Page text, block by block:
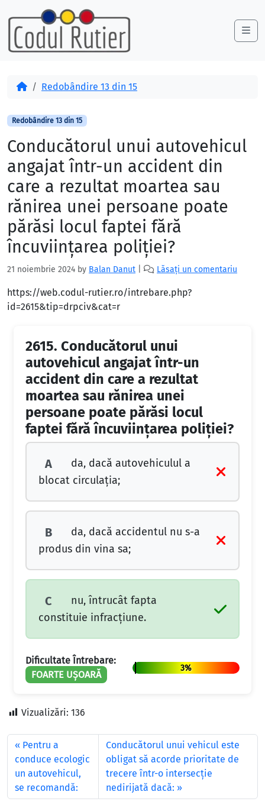
Skip to content
Skip to footer
AcasăRedobândire 13 din 15
Redobândire 13 din 15
Conducătorul unui autovehicul
angajat într-un accident din
care a rezultat moartea sau
rănirea unei persoane poate
părăsi locul faptei fără
încuviinţarea poliţiei?
21 noiembrie 2024 by Balan Danut Lăsați un comentariu
https://web.codul-rutier.ro/intrebare.php?
id=2615&tip=drpciv&cat=r
2615. Conducătorul unui
autovehicul angajat într-un
accident din care a rezultat
moartea sau rănirea unei
persoane poate părăsi locul
faptei fără încuviinţarea poliţiei?
A
da, dacă autovehiculul a
blocat circulaţia;
B
da, dacă accidentul nu s-a
produs din vina sa;
C
nu, întrucât fapta
constituie infracţiune.
Dificultate Întrebare:
FOARTE UȘOARĂ
3%
Vizualizări: 136
Pentru a
conduce ecologic
un autovehicul,
se recomandă:
Conducătorul unui vehicul este
obligat să acorde prioritate de
trecere într-o intersecție
nedirijată dacă: